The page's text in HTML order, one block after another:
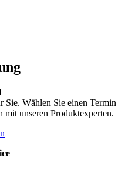
Sie. Wählen Sie einen Termin
mit unseren Produktexperten.